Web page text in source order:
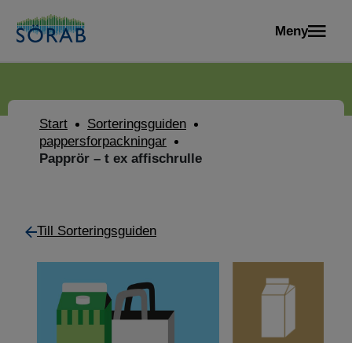
Meny
Start
Sorteringsguiden
pappersforpackningar
Papprör – t ex affischrulle
Till Sorteringsguiden